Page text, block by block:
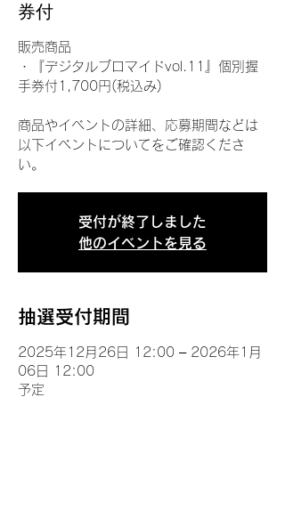
券付
販売商品
・『デジタルブロマイドvol.11』個別握
手券付1,700円(税込み)
商品やイベントの詳細、応募期間などは
以下イベントについてをご確認くださ
い。
受付が終了しました
他のイベントを見る
抽選受付期間
2025年12月26日 12:00 – 2026年1月
06日 12:00
予定